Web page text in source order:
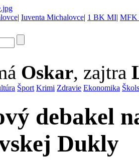
| Iuventa Michalovce| 1 BK MI| MFK
Oskar, zajtra
Šport Krimi Zdravie Ekonomika
debakel
Dukly